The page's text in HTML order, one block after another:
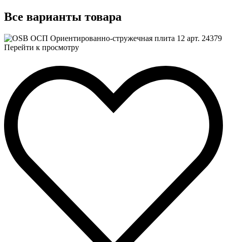
Все варианты товара
Перейти к просмотру